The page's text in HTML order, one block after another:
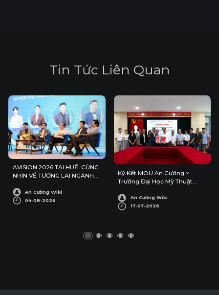
Tin Tức Liên Quan
AVISION 2026 TẠI HUẾ: CÙNG
NHÌN VỀ TƯƠNG LAI NGÀNH
An Cường Wiki
04-08-2026
Ký Kết MOU An Cường ×
Trường Đại Học Mỹ Thuật
An Cường Wiki
17-07-2026